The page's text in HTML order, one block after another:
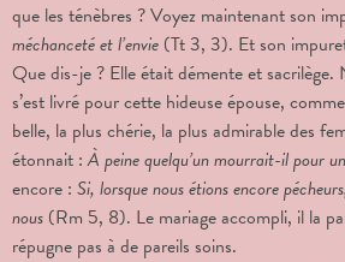
que les ténèbres ? Voyez maintenant son
méchanceté et l’envie (Tt 3, 3). Et son
Que dis-je ? Elle était démente et sacrilège.
s’est livré pour cette hideuse épouse,
belle, la plus chérie, la plus admirable des
étonnait :À peine quelqu’un mourrait-il pour
encore : Si, lorsque nous étions encore
nous (Rm 5, 8). Le mariage accompli, il la
répugne pas à de pareils soins.